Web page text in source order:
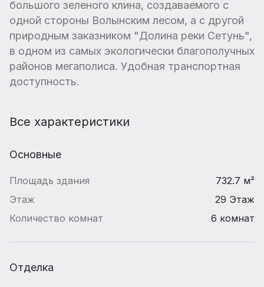
большого зеленого клина, создаваемого с
одной стороны Волынским лесом, а с другой
природным заказником "Долина реки Сетунь",
в одном из самых экологически благополучных
районов мегаполиса. Удобная транспортная
доступность.
Все характеристики
Основные
Площадь здания
732.7 м²
Этаж
29 Этаж
Количество комнат
6 комнат
Отделка